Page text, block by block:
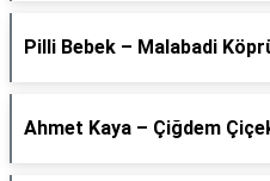
Pilli Bebek – Malabadi
Ahmet Kaya – Çiğdem